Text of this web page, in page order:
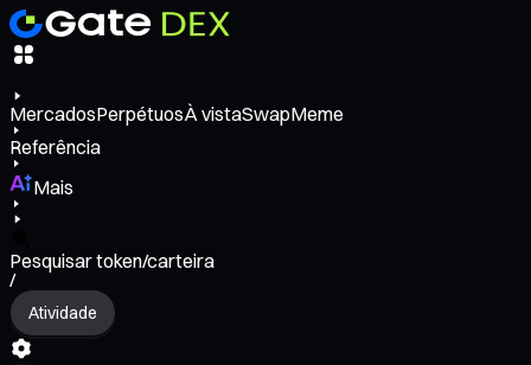
MercadosPerpétuosÀ vistaSwapMeme
Referência
Mais
Pesquisar token/carteira
/
Atividade